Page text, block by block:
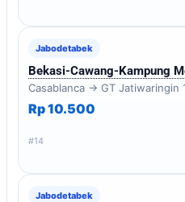
Jabodetabek
Bekasi-Cawang-Kampung
Casablanca → GT Jatiwaringin
Rp 10.500
#14
Jabodetabek